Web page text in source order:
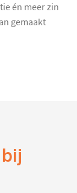
én meer zin
gemaakt